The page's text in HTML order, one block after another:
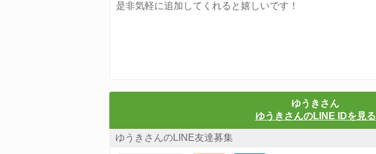
是非気軽に追加してくれると嬉しいです！
ゆうきさん
ゆうきさんのLINE IDを見る
ゆうきさんのLINE友達募集